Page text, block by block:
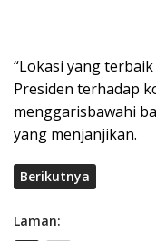
“Lokasi yang
Presiden terhadap
menggarisbawahi
yang menjanjikan.
Berikutnya
Laman: